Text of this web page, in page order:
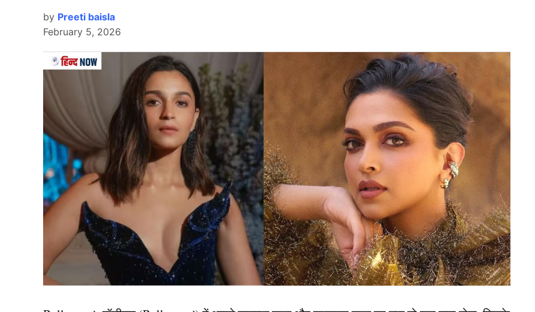
India Vs Australia
दअरसल, क्रिकट शो Cheeky Cheeka पर बातचीत के दौरान के. श्रीकांत ने कहा कि मौजूदा फॉर्म और टीम
संतुलन को देखते हुए भारत, इंग्लैंड, साउथ अफ्रीका और ऑस्ट्रेलिया (India vs Australia) सेमीफाइनल में
पहुंचने की सबसे प्रबल दावेदार टीमें हैं। हालांकि इनमें से ऑस्ट्रेलिया को उन्होंने भारत का सबसे बड़ा और करीबी
प्रतिद्वंद्वी बताया।
यह भी पढ़ें: रोहित-विराट खेलेंगे 2027 World Cup ? एमएस धोनी ने बता दिया सच
ऑस्ट्रेलिया की ताकत ये खिलाड़ी
श्रीकांत के मुताबिक, ऑस्ट्रेलियाई (India vs Australia) टीम की सबसे बड़ी ताकत उसकी आक्रामक बल्लेबाजी
और ऑलराउंडर्स हैं। उन्होंने कहा कि ट्रेविस हेड, मिचेल मार्श, टिम डेविड, ग्लेन मैक्सवेल और कैमरून ग्रीन जैसे
खिलाड़ी किसी भी मैच का पासा पलट सकते हैं। अगर इन पांच में से कोई भी दो बल्लेबाज क्रीज पर टिक गए, तो
ऑस्ट्रेलिया की बल्लेबाजी भारत जैसी ही घातक नजर आ सकती है। ऐसे में 200 रन या उससे ज्यादा का स्कोर
by Preeti baisla
February 5, 2026